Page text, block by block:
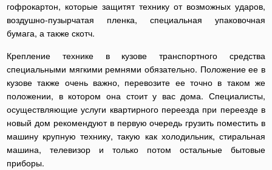
гофрокартон, которые защитят технику от возможных ударов,
воздушно-пузырчатая пленка, специальная упаковочная
бумага, а также скотч.
Крепление технике в кузове транспортного средства
специальными мягкими ремнями обязательно. Положение ее в
кузове также очень важно, перевозите ее точно в таком же
положении, в котором она стоит у вас дома. Специалисты,
осуществляющие услуги квартирного переезда при переезде в
новый дом рекомендуют в первую очередь грузить поместить в
машину крупную технику, такую как холодильник, стиральная
машина, телевизор и только потом остальные бытовые
приборы.